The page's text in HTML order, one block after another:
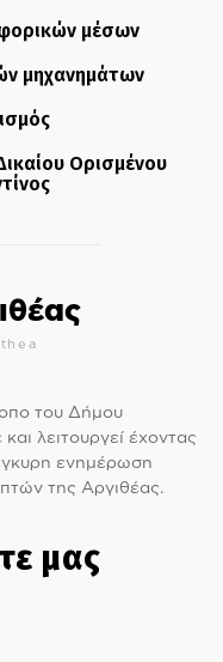
μέσων
μηχανημάτων
Ορισμένου
του Δήμου
λειτουργεί έχοντας
ενημέρωση
της Αργιθέας.
μας